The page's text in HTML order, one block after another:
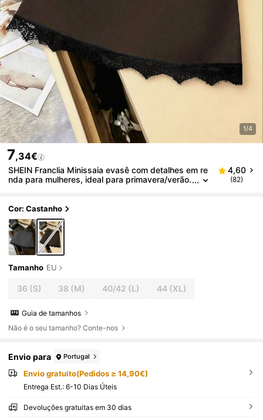
1/4
7,34€
SHEIN Franclia Minissaia evasê com detalhes em re
nda para mulheres, ideal para primavera/verão.
4,60
(82)
Cor: Castanho
Tamanho EU
36 (S) 38 (M) 40/42 (L) 44(XL)
Guia de tamanhos
Não é o seu tamanho? Conte-nos
Envio para Portugal
Envio gratuito(Pedidos ≥ 14,90€)
Entrega Est.: 6-10 Dias Úteis
Devoluções gratuitas em 30 dias